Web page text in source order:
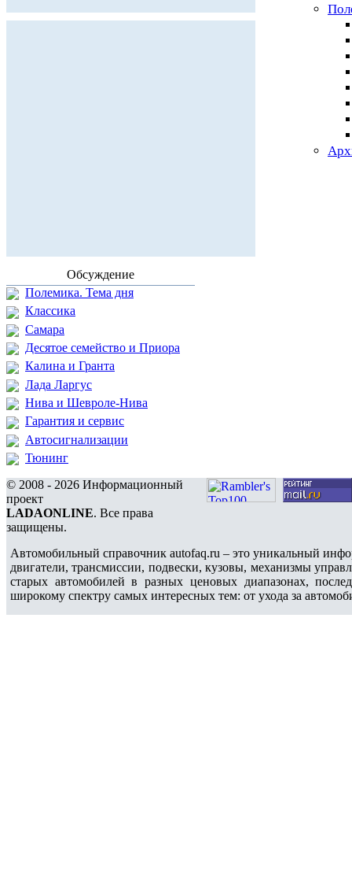
Обсуждение
Полемика. Тема дня
Классика
Самара
Десятое семейство и Приора
Калина и Гранта
Лада Ларгус
Нива и Шевроле-Нива
Гарантия и сервис
Автосигнализации
Тюнинг
© 2008 - 2026 Информационный
проект
LADAONLINE. Все права
защищены.
Автомобильный справочник autofaq.ru – это уникальный
двигатели, трансмиссии, подвески, кузовы, механизмы
старых автомобилей в разных ценовых диапазонах,
широкому спектру самых интересных тем: от ухода за